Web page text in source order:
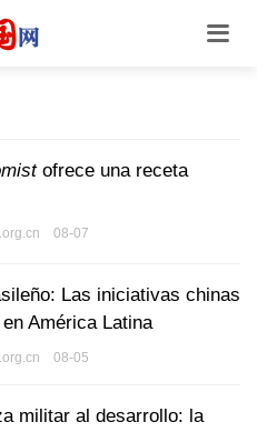
ofrece una receta
08-07
Las iniciativas chinas
América Latina
08-05
militar al desarrollo: la